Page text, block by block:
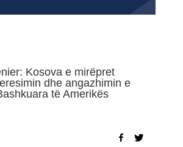
Kosova e mirëpret
dhe angazhimin e
të Amerikës